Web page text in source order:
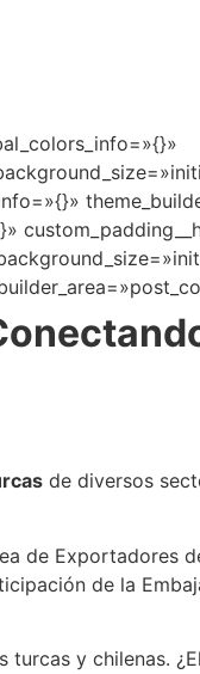
de diversos
de Exportadores
de la
turcas y chilenas.